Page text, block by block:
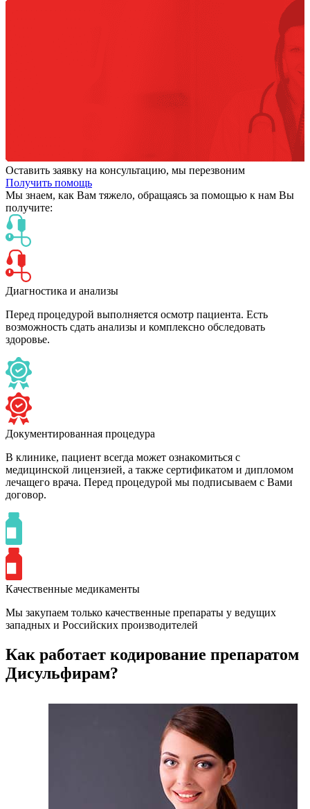
Оставить заявку на консультацию, мы перезвоним
Получить помощь
Мы знаем, как Вам тяжело, обращаясь за помощью к нам Вы
получите:
Диагностика и анализы
Перед процедурой выполняется осмотр пациента. Есть
возможность сдать анализы и комплексно обследовать
здоровье.
Документированная процедура
В клинике, пациент всегда может ознакомиться с
медицинской лицензией, а также сертификатом и дипломом
лечащего врача. Перед процедурой мы подписываем с Вами
договор.
Качественные медикаменты
Мы закупаем только качественные препараты у ведущих
западных и Российских производителей
Как работает кодирование препаратом
Дисульфирам?